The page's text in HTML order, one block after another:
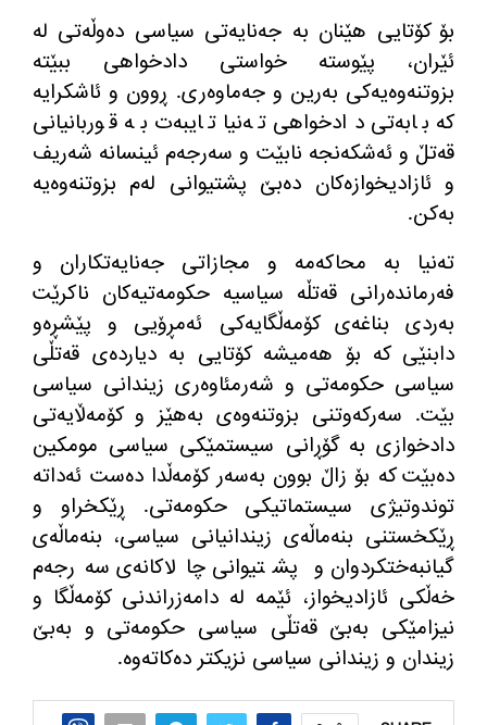
بۆ کۆتایی هێنان بە جەنایەتی سیاسی دەوڵەتی لە
ئێران، پێوستە خواستی دادخواهی ببێتە
بزوتنەوەیەکی بەرین و جەماوەری. ڕوون و ئاشکرایە
کە بابەتی دادخواهی تەنیا تایبەت بە قوربانیانی
قەتڵ و ئەشکەنجە نابێت و سەرجەم ئینسانە شەریف
و ئازادیخوازەکان دەبێ پشتیوانی لەم بزوتنەوەیە
بەکن.
تەنیا بە محاکەمە و مجازاتی جەنایەتکاران و
فەرماندەرانی قەتڵە سیاسیە حکومەتیەکان ناکرێت
بەردی بناغەی کۆمەڵگایەکی ئەمڕۆیی و پێشڕەو
دابنێی کە بۆ هەمیشە کۆتایی بە دیاردەی قەتڵی
سیاسی حکومەتی و شەرمئاوەری زیندانی سیاسی
بێت. سەرکەوتنی بزوتنەوەی بەهێز و کۆمەڵایەتی
دادخوازی بە گۆڕانی سیستمێکی سیاسی مومکین
دەبێت کە بۆ زاڵ بوون بەسەر کۆمەڵدا دەست ئەداتە
توندوتیژی سیستماتیکی حکومەتی. ڕێکخراو و
ڕێکخستنی بنەماڵەی زیندانیانی سیاسی، بنەماڵەی
گیانبەختکردوان و پشتیوانی چالاکانەی سەرجەم
خەڵکی ئازادیخواز، ئێمە لە دامەزراندنی کۆمەڵگا و
نیزامێکی بەبێ قەتڵی سیاسی حکومەتی و بەبێ
زیندان و زیندانی سیاسی نزیکتر دەکاتەوە.